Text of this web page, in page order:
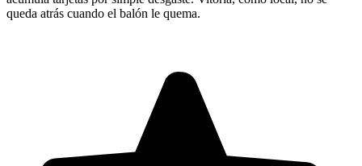
queda atrás cuando el balón le quema.